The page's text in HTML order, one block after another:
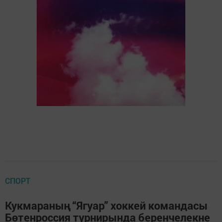
СПОРТ
Кукмараның “Ягуар” хоккей командасы
Бөтенроссия турнирында беренчелекне